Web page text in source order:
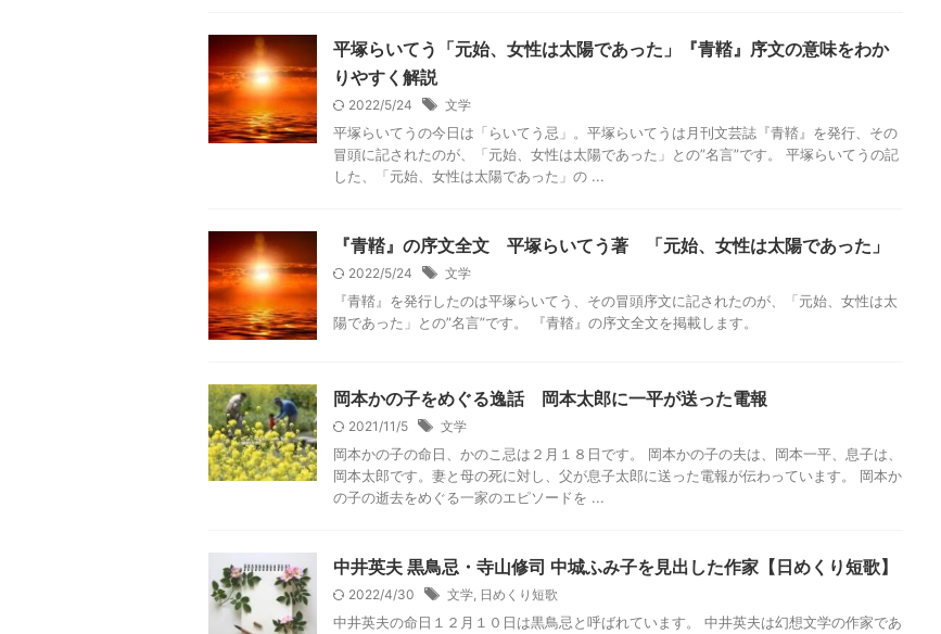
平塚らいてう「元始、女性は太陽であった」『青鞜』序文の意味をわか
りやすく解説
2022/5/24 文学
平塚らいてうの今日は「らいてう忌」。平塚らいてうは月刊文芸誌『青鞜』を発行、その
冒頭に記されたのが、「元始、女性は太陽であった」との”名言”です。 平塚らいてうの記
した、「元始、女性は太陽であった」の ...
『青鞜』の序文全文 平塚らいてう著 「元始、女性は太陽であった」
2022/5/24 文学
『青鞜』を発行したのは平塚らいてう、その冒頭序文に記されたのが、「元始、女性は太
陽であった」との”名言”です。 『青鞜』の序文全文を掲載します。
岡本かの子をめぐる逸話 岡本太郎に一平が送った電報
2021/11/5 文学
岡本かの子の命日、かのこ忌は２月１８日です。 岡本かの子の夫は、岡本一平、息子は、
岡本太郎です。妻と母の死に対し、父が息子太郎に送った電報が伝わっています。 岡本か
の子の逝去をめぐる一家のエピソードを ...
中井英夫 黒鳥忌・寺山修司 中城ふみ子を見出した作家【日めくり短歌】
2022/4/30 文学, 日めくり短歌
中井英夫の命日１２月１０日は黒鳥忌と呼ばれています。 中井英夫は幻想文学の作家であ